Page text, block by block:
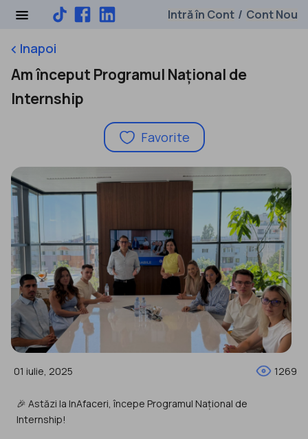
Intră în Cont / Cont Nou
keyboard_arrow_leftInapoi
Am început Programul Național de
Internship
Favorite
01 iulie, 2025 1269
🎉 Astăzi la InAfaceri, începe Programul Național de
Internship!